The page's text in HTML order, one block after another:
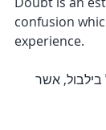
confusion
experience.
אשר